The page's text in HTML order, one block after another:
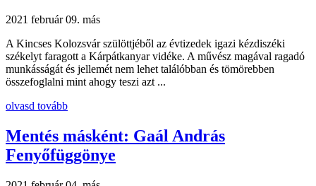
2021 február 09. más
A Kincses Kolozsvár szülöttjéből az évtizedek igazi kézdiszéki
székelyt faragott a Kárpátkanyar vidéke. A művész magával ragadó
munkásságát és jellemét nem lehet találóbban és tömörebben
összefoglalni mint ahogy teszi azt ...
olvasd tovább
Mentés másként: Gaál András
Fenyőfüggönye